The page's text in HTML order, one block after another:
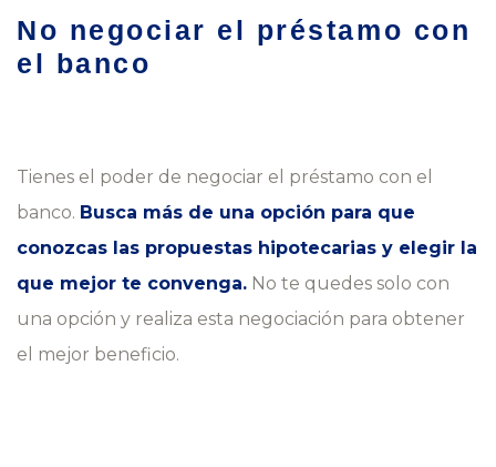
No negociar el préstamo con
el banco
Tienes el poder de negociar el préstamo con el
banco. Busca más de una opción para que
conozcas las propuestas hipotecarias y elegir la
que mejor te convenga. No te quedes solo con
una opción y realiza esta negociación para obtener
el mejor beneficio.